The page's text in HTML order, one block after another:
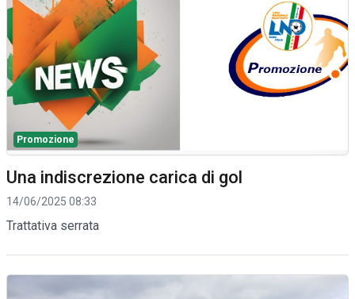
Promozione
Una indiscrezione carica di gol
14/06/2025 08:33
Trattativa serrata